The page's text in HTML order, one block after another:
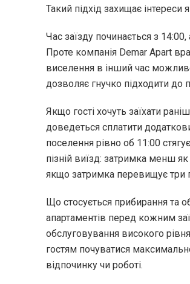
Такий підхід захищає інтереси
Час заїзду починається з
Проте компанія Demar Apart
виселення в інший час
дозволяє гнучко підходити до
Якщо гості хочуть заїхати
доведеться сплатити
поселення рівно об 11:00
пізній виїзд: затримка менш
якщо затримка перевищує три
Що стосується прибирання та
апартаментів перед кожним
обслуговування високого
гостям почуватися
відпочинку чи роботі.